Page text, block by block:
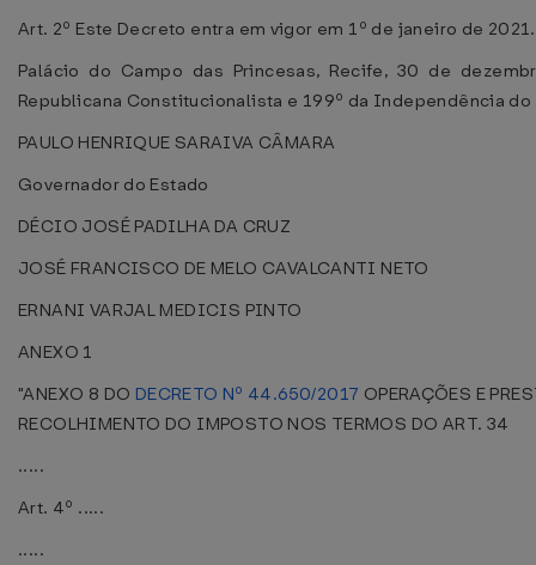
Art. 2º Este Decreto entra em vigor em 1º de janeiro de 2021.
Palácio do Campo das Princesas, Recife, 30 de
Republicana Constitucionalista e 199º da Independência do
PAULO HENRIQUE SARAIVA CÂMARA
Governador do Estado
DÉCIO JOSÉ PADILHA DA CRUZ
JOSÉ FRANCISCO DE MELO CAVALCANTI NETO
ERNANI VARJAL MEDICIS PINTO
ANEXO 1
"ANEXO 8 DO DECRETO Nº 44.650/2017 OPERAÇÕES E
RECOLHIMENTO DO IMPOSTO NOS TERMOS DO ART. 34
.....
Art. 4º .....
.....